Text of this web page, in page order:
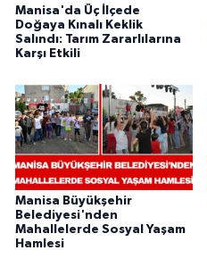
Manisa'da Üç İlçede
Doğaya Kınalı Keklik
Salındı: Tarım Zararlılarına
Karşı Etkili
Manisa Büyükşehir
Belediyesi'nden
Mahallelerde Sosyal Yaşam
Hamlesi